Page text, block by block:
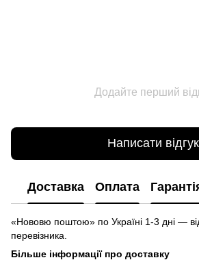
Додайте перший
Написати відгук
Доставка Оплата
«Нововю поштою» по Україні 1-3 дні —
перевізника.
Більше інформації про доставку